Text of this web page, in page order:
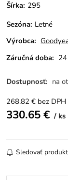
Šírka: 295
Sezóna: Letné
Výrobca:
Záručná doba:
Dostupnosť: na
268.82 € bez DPH
330.65€ ks
Sledovať produkt